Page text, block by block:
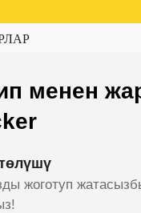
менен
жоготуп